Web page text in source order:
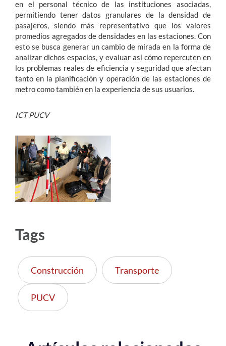
en el personal técnico de las instituciones asociadas,
permitiendo tener datos granulares de la densidad de
pasajeros, siendo más representativo que los valores
promedios agregados de densidades en las estaciones. Con
esto se busca generar un cambio de mirada en la forma de
analizar dichos espacios, y evaluar así cómo repercuten en
los problemas reales de eficiencia y seguridad que afectan
tanto en la planificación y operación de las estaciones de
metro como también en la experiencia de sus usuarios.
ICT PUCV
Tags
Construcción Transporte
PUCV